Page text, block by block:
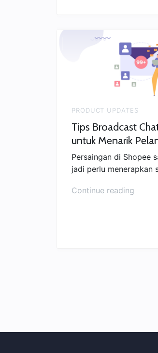
PRODUCT UPDATES
Tips Broadcast
untuk Menarik
Persaingan di Shopee
jadi perlu menerapkan
Continue reading